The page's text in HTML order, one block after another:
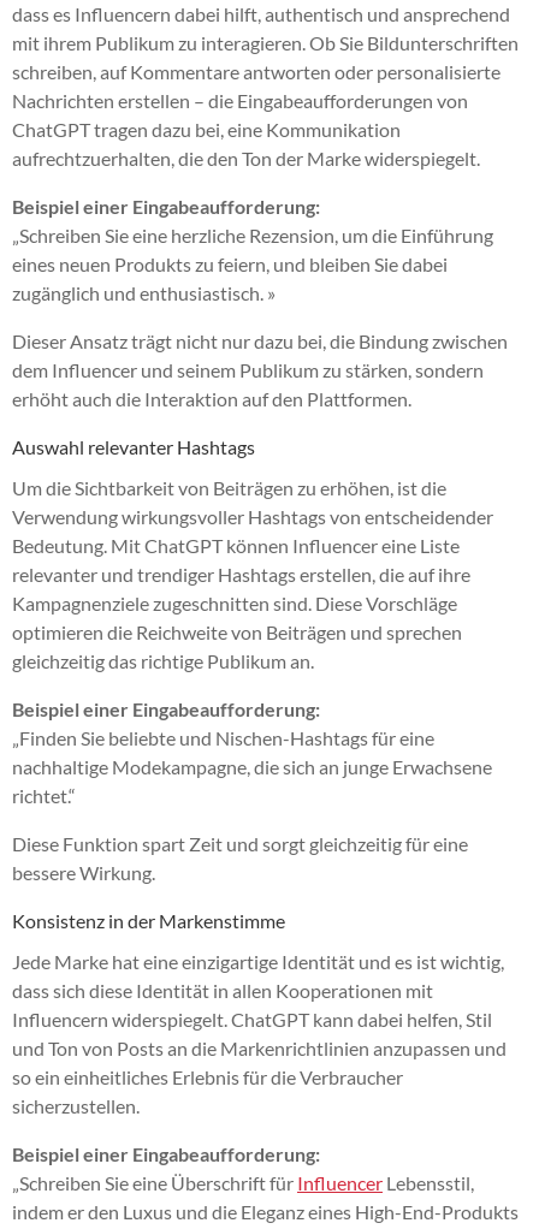
dass es Influencern dabei hilft, authentisch und ansprechend
mit ihrem Publikum zu interagieren. Ob Sie Bildunterschriften
schreiben, auf Kommentare antworten oder personalisierte
Nachrichten erstellen – die Eingabeaufforderungen von
ChatGPT tragen dazu bei, eine Kommunikation
aufrechtzuerhalten, die den Ton der Marke widerspiegelt.
Beispiel einer Eingabeaufforderung:
„Schreiben Sie eine herzliche Rezension, um die Einführung
eines neuen Produkts zu feiern, und bleiben Sie dabei
zugänglich und enthusiastisch. »
Dieser Ansatz trägt nicht nur dazu bei, die Bindung zwischen
dem Influencer und seinem Publikum zu stärken, sondern
erhöht auch die Interaktion auf den Plattformen.
Auswahl relevanter Hashtags
Um die Sichtbarkeit von Beiträgen zu erhöhen, ist die
Verwendung wirkungsvoller Hashtags von entscheidender
Bedeutung. Mit ChatGPT können Influencer eine Liste
relevanter und trendiger Hashtags erstellen, die auf ihre
Kampagnenziele zugeschnitten sind. Diese Vorschläge
optimieren die Reichweite von Beiträgen und sprechen
gleichzeitig das richtige Publikum an.
Beispiel einer Eingabeaufforderung:
„Finden Sie beliebte und Nischen-Hashtags für eine
nachhaltige Modekampagne, die sich an junge Erwachsene
richtet.“
Diese Funktion spart Zeit und sorgt gleichzeitig für eine
bessere Wirkung.
Konsistenz in der Markenstimme
Jede Marke hat eine einzigartige Identität und es ist wichtig,
dass sich diese Identität in allen Kooperationen mit
Influencern widerspiegelt. ChatGPT kann dabei helfen, Stil
und Ton von Posts an die Markenrichtlinien anzupassen und
so ein einheitliches Erlebnis für die Verbraucher
sicherzustellen.
Beispiel einer Eingabeaufforderung:
„Schreiben Sie eine Überschrift für Influencer Lebensstil,
indem er den Luxus und die Eleganz eines High-End-Produkts